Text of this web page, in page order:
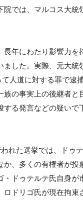
院では、マルコス大
長年にわたり影響力
した。実際、元大
人道に対する罪で逮
族の事実上の後継者
する発言などの疑い
れた選挙では、ドゥ
か、多くの有権者が
ドゥテルテ氏自身
ロドリゴ氏が現在拘